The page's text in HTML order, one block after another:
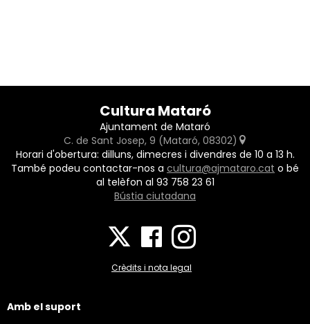
Cultura Mataró
Ajuntament de Mataró
C. de Sant Josep, 9 (Mataró, 08302)
Horari d'obertura: dilluns, dimecres i divendres de 10 a 13 h.
També podeu contactar-nos a cultura@ajmataro.cat o bé
al telèfon al 93 758 23 61
Bústia ciutadana
Crèdits i nota legal
Amb el suport